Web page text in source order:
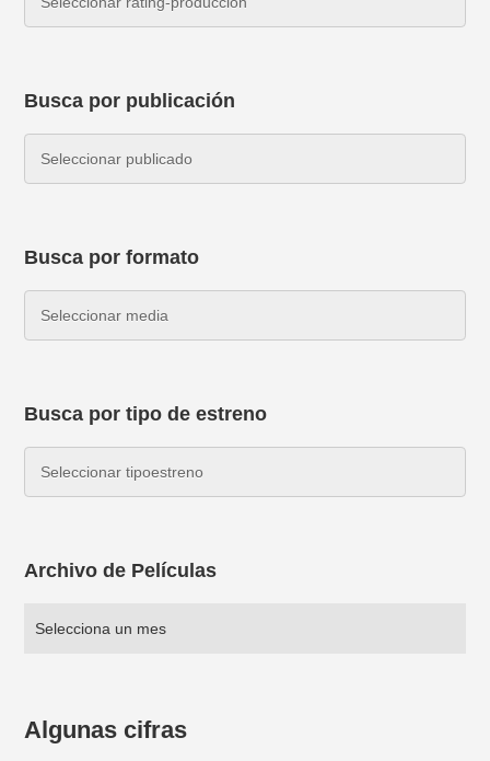
Busca por publicación
Busca por formato
Busca por tipo de estreno
Archivo de Películas
Algunas cifras